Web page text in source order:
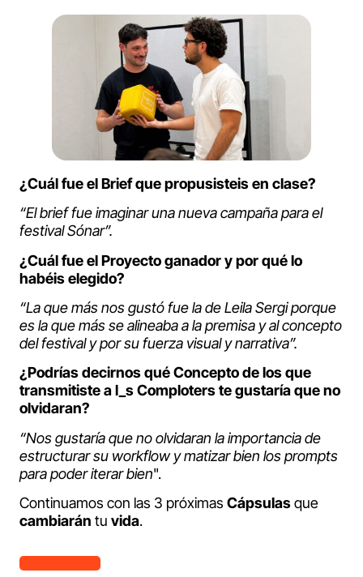
¿Cuál fue el Brief que propusisteis en clase?
“El brief fue imaginar una nueva campaña para el
festival Sónar”.
¿Cuál fue el Proyecto ganador y por qué lo
habéis elegido?
“La que más nos gustó fue la de Leila Sergi porque
es la que más se alineaba a la premisa y al concepto
del festival y por su fuerza visual y narrativa”.
¿Podrías decirnos qué Concepto de los que
transmitiste a l_s Comploters te gustaría que no
olvidaran?
“Nos gustaría que no olvidaran la importancia de
estructurar su workflow y matizar bien los prompts
para poder iterar bien".
Continuamos con las 3 próximas Cápsulasque
cambiarán tu vida.